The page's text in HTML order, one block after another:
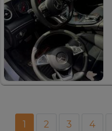
1 2 3 4